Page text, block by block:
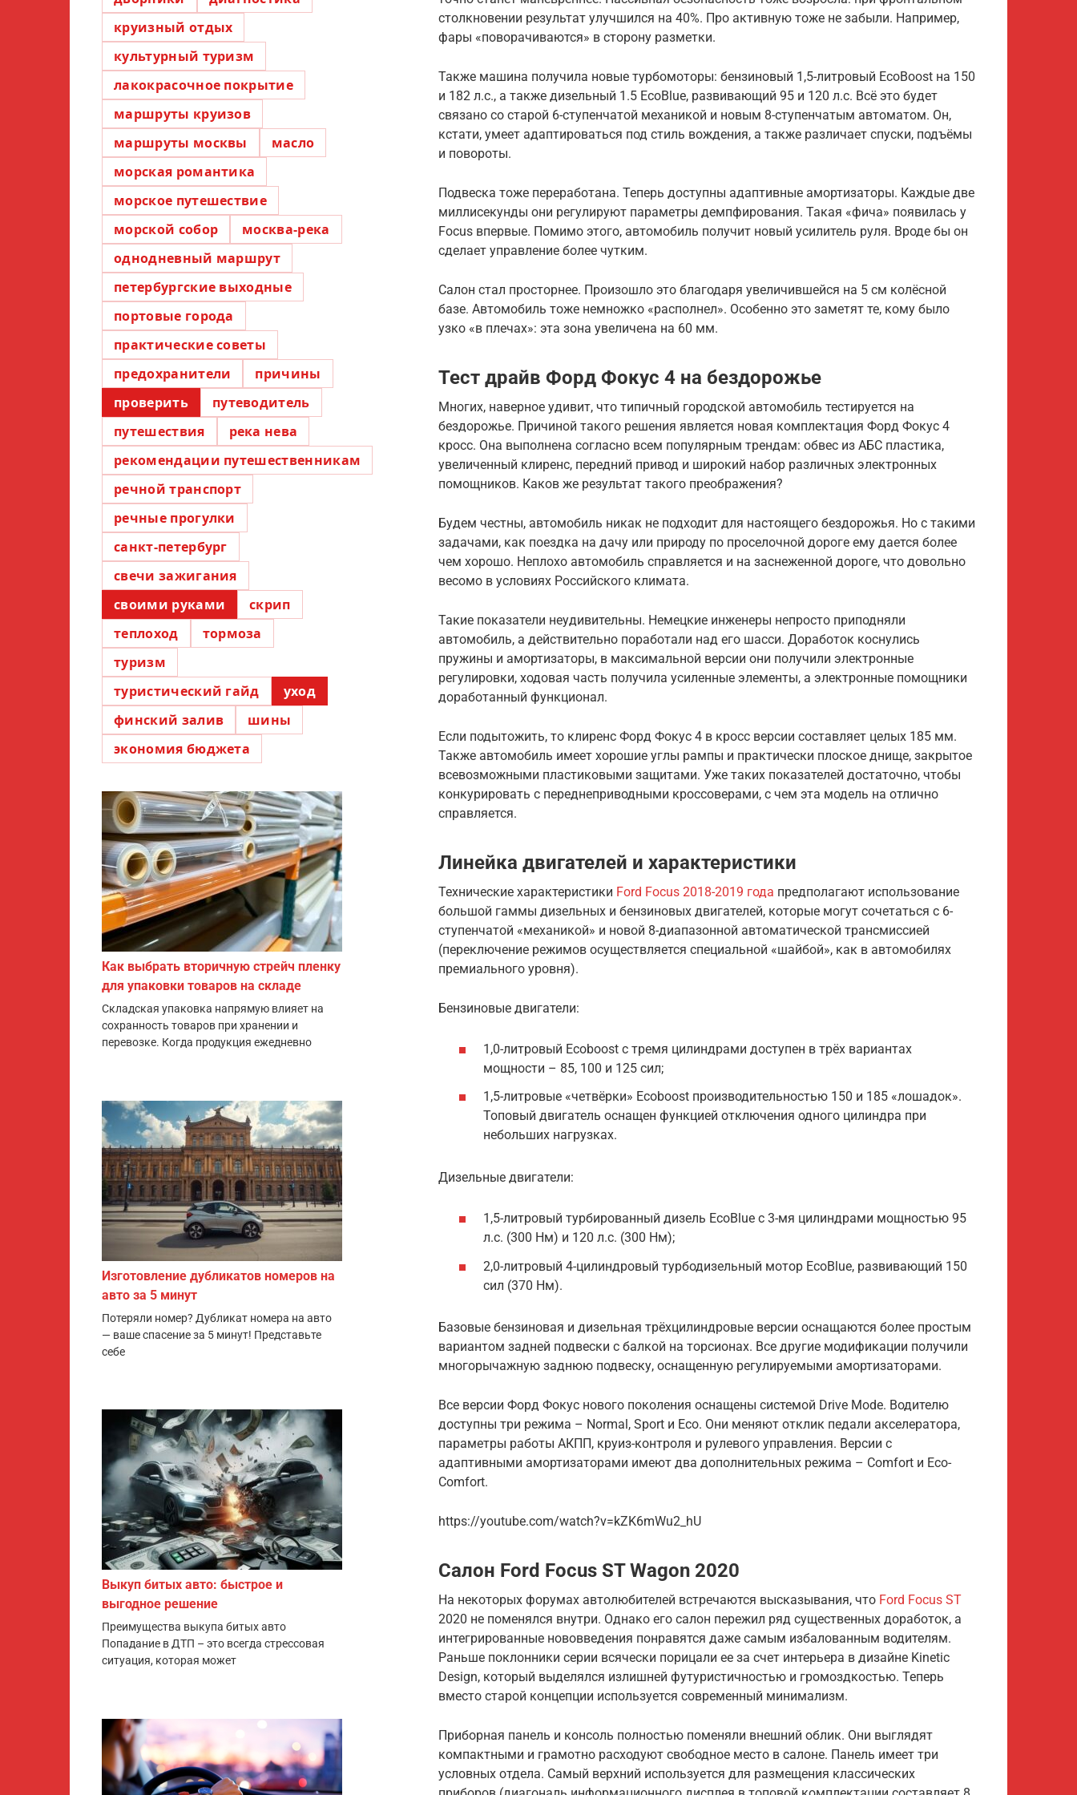
столкновении результат улучшился на 40%. Про активную тоже не забыли. Например,
фары «поворачиваются» в сторону разметки.
Также машина получила новые турбомоторы: бензиновый 1,5-литровый EcoBoost на 150
и 182 л.с., а также дизельный 1.5 EcoBlue, развивающий 95 и 120 л.с. Всё это будет
связано со старой 6-ступенчатой механикой и новым 8-ступенчатым автоматом. Он,
кстати, умеет адаптироваться под стиль вождения, а также различает спуски, подъёмы
и повороты.
Подвеска тоже переработана. Теперь доступны адаптивные амортизаторы. Каждые две
миллисекунды они регулируют параметры демпфирования. Такая «фича» появилась у
Focus впервые. Помимо этого, автомобиль получит новый усилитель руля. Вроде бы он
сделает управление более чутким.
Салон стал просторнее. Произошло это благодаря увеличившейся на 5 см колёсной
базе. Автомобиль тоже немножко «располнел». Особенно это заметят те, кому было
узко «в плечах»: эта зона увеличена на 60 мм.
Тест драйв Форд Фокус 4 на бездорожье
Многих, наверное удивит, что типичный городской автомобиль тестируется на
бездорожье. Причиной такого решения является новая комплектация Форд Фокус 4
кросс. Она выполнена согласно всем популярным трендам: обвес из АБС пластика,
увеличенный клиренс, передний привод и широкий набор различных электронных
помощников. Каков же результат такого преображения?
Будем честны, автомобиль никак не подходит для настоящего бездорожья. Но с такими
задачами, как поездка на дачу или природу по проселочной дороге ему дается более
чем хорошо. Неплохо автомобиль справляется и на заснеженной дороге, что довольно
весомо в условиях Российского климата.
Такие показатели неудивительны. Немецкие инженеры непросто приподняли
автомобиль, а действительно поработали над его шасси. Доработок коснулись
пружины и амортизаторы, в максимальной версии они получили электронные
регулировки, ходовая часть получила усиленные элементы, а электронные помощники
доработанный функционал.
Если подытожить, то клиренс Форд Фокус 4 в кросс версии составляет целых 185 мм.
Также автомобиль имеет хорошие углы рампы и практически плоское днище, закрытое
всевозможными пластиковыми защитами. Уже таких показателей достаточно, чтобы
конкурировать с переднеприводными кроссоверами, с чем эта модель на отлично
справляется.
Линейка двигателей и характеристики
Технические характеристики Ford Focus 2018-2019 года предполагают использование
большой гаммы дизельных и бензиновых двигателей, которые могут сочетаться с 6-
ступенчатой «механикой» и новой 8-диапазонной автоматической трансмиссией
(переключение режимов осуществляется специальной «шайбой», как в автомобилях
премиального уровня).
Бензиновые двигатели:
1,0-литровый Ecoboost с тремя цилиндрами доступен в трёх вариантах
мощности – 85, 100 и 125 сил;
1,5-литровые «четвёрки» Ecoboost производительностью 150 и 185 «лошадок».
Топовый двигатель оснащен функцией отключения одного цилиндра при
небольших нагрузках.
Дизельные двигатели:
1,5-литровый турбированный дизель EcoBlue с 3-мя цилиндрами мощностью 95
л.с. (300 Нм) и 120 л.с. (300 Нм);
2,0-литровый 4-цилиндровый турбодизельный мотор EcoBlue, развивающий 150
сил (370 Нм).
Базовые бензиновая и дизельная трёхцилиндровые версии оснащаются более простым
вариантом задней подвески с балкой на торсионах. Все другие модификации получили
многорычажную заднюю подвеску, оснащенную регулируемыми амортизаторами.
Все версии Форд Фокус нового поколения оснащены системой Drive Mode. Водителю
доступны три режима – Normal, Sport и Eco. Они меняют отклик педали акселератора,
параметры работы АКПП, круиз-контроля и рулевого управления. Версии с
адаптивными амортизаторами имеют два дополнительных режима – Comfort и Eco-
Comfort.
https://youtube.com/watch?v=kZK6mWu2_hU
Салон Ford Focus ST Wagon 2020
На некоторых форумах автолюбителей встречаются высказывания, что Ford Focus ST
2020 не поменялся внутри. Однако его салон пережил ряд существенных доработок, а
интегрированные нововведения понравятся даже самым избалованным водителям.
Раньше поклонники серии всячески порицали ее за счет интерьера в дизайне Kinetic
Design, который выделялся излишней футуристичностью и громоздкостью. Теперь
вместо старой концепции используется современный минимализм.
Приборная панель и консоль полностью поменяли внешний облик. Они выглядят
компактными и грамотно расходуют свободное место в салоне. Панель имеет три
условных отдела. Самый верхний используется для размещения классических
круизный отдых
культурный туризм
лакокрасочное покрытие
маршруты круизов
маршруты москвы
масло
морская романтика
морское путешествие
морской собор
москва-река
однодневный маршрут
петербургские выходные
портовые города
практические советы
предохранители
причины
проверить
путеводитель
путешествия
река нева
рекомендации путешественникам
речной транспорт
речные прогулки
санкт-петербург
свечи зажигания
своими руками
скрип
теплоход
тормоза
туризм
туристический гайд
уход
финский залив
шины
экономия бюджета
Как выбрать вторичную стрейч пленку
для упаковки товаров на складе
Складская упаковка напрямую влияет на
сохранность товаров при хранении и
перевозке. Когда продукция ежедневно
Изготовление дубликатов номеров на
авто за 5 минут
Потеряли номер? Дубликат номера на авто
— ваше спасение за 5 минут! Представьте
себе
Выкуп битых авто: быстрое и
выгодное решение
Преимущества выкупа битых авто
Попадание в ДТП – это всегда стрессовая
ситуация, которая может